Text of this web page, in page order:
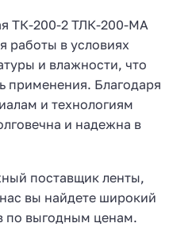
ТК-200-2 ТЛК-200-МА
работы в условиях
и влажности, что
применения. Благодаря
и технологиям
и надежна в
поставщик ленты,
вы найдете широкий
по выгодным ценам.